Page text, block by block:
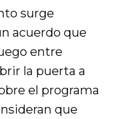
surge
acuerdo que
entre
la puerta a
el programa
que